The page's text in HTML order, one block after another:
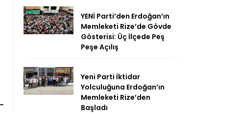
YENİ Parti’den Erdoğan’ın
Memleketi Rize’de Gövde
Gösterisi: Üç İlçede Peş
Peşe Açılış
Yeni Parti İktidar
Yolculuğuna Erdoğan’ın
Memleketi Rize’den
Başladı